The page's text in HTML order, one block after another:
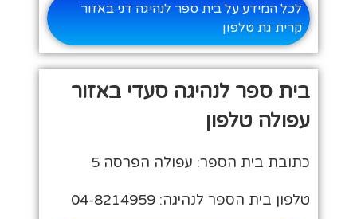
לכל המידע על בית ספר לנהיגה דני באזור
קרית גת טלפון
בית ספר לנהיגה סעדי באזור
עפולה טלפון
כתובת בית הספר: עפולה הפרסה 5
טלפון בית הספר לנהיגה: 04-8214959